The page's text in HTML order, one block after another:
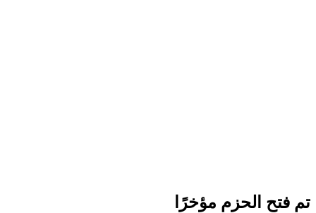
تم فتح الحزم مؤخرًا